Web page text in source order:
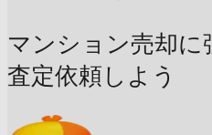
マンション売却に
査定依頼しよう